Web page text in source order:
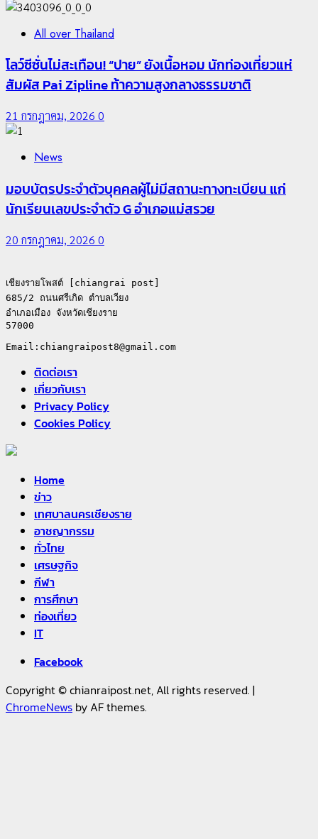
All over Thailand
โลว์ซีซั่นไม่สะเทือน! “ปาย” ยังเนื้อหอม นักท่องเที่ยวแห่
สัมผัส Pai Zipline ท้าความสูงกลางธรรมชาติ
21 กรกฎาคม, 2026 0
News
มอบบัตรประจำตัวบุคคลผู้ไม่มีสถานะทางทะเบียน แก่
นักเรียนเลขประจำตัว G อำเภอแม่สรวย
20 กรกฎาคม, 2026 0
เชียงรายโพสต์ [chiangrai post]
685/2 ถนนศรีเกิด ตำบลเวียง
อำเภอเมือง จังหวัดเชียงราย
57000
ติดต่อเรา
เกี่ยวกับเรา
Privacy Policy
Cookies Policy
Home
ข่าว
เทศบาลนครเชียงราย
อาชญากรรม
ทั่วไทย
เศรษฐกิจ
กีฬา
การศึกษา
ท่องเที่ยว
IT
Facebook
Copyright © chianraipost.net, All rights reserved. |
ChromeNews by AF themes.